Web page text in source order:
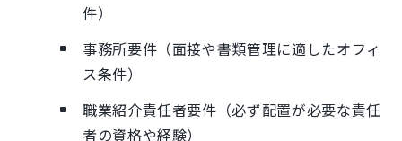
件）
事務所要件（面接や書類管理に適したオフィ
ス条件）
職業紹介責任者要件（必ず配置が必要な責任
者の資格や経験）